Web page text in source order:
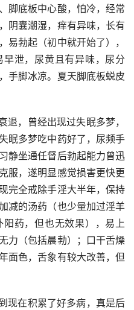
脚底板中心酸，怕冷，经常
阴囊潮湿，痒有异味，长有
易勃起（初中就开始了），
泄，尿黄且有异味，尿分
手脚冰凉。夏天脚底板蜕皮
退，曾经出现过失眠多梦，
眠多梦吃中药好了，尿频手
静坐通任督后勃起能力曾迅
服，遂明显感觉损害更快更
完全戒除手淫大半年，保持
减的汤药（也少量加过淫羊
药，但也无效果），易上
力（包括晨勃）；口干舌燥
面色，舌象有较大改善，但
现在积累了好多病，真是后